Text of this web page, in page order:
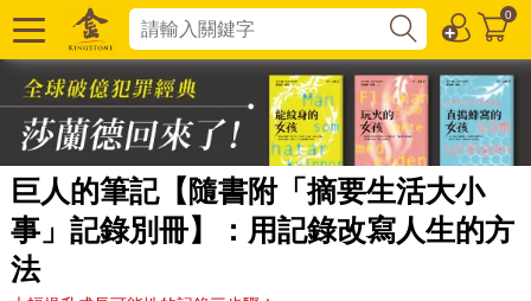
0
巨人的筆記【隨書附「摘要生活大小
事」記錄別冊】：用記錄改寫人生的方
法